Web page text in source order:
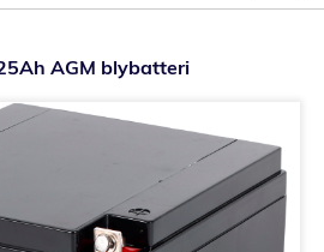
AGM blybatteri